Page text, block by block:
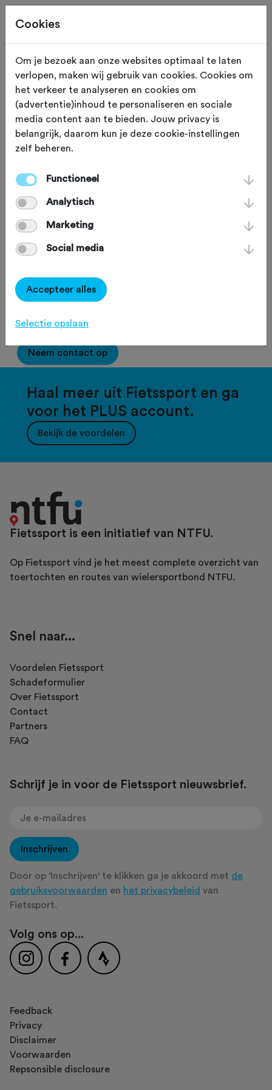
Neem contact op
Met TC De Trappers
Neem contact op
Haal meer uit Fietssport en ga
voor het PLUS account.
Bekijk de voordelen
Fietssport is een initiatief van NTFU.
Op Fietssport vind je het meest complete overzicht van
toertochten en routes van wielersportbond NTFU.
Snel naar...
Voordelen Fietssport
Schadeformulier
Over Fietssport
Contact
Partners
FAQ
Schrijf je in voor de Fietssport nieuwsbrief.
Inschrijven
Door op 'Inschrijven' te klikken ga je akkoord met de
gebruiksvoorwaarden en het privacybeleid van
Fietssport.
Volg ons op...
Feedback
Privacy
Disclaimer
Voorwaarden
Repsonsible disclosure
Cookies
Om je bezoek aan onze websites optimaal te laten
verlopen, maken wij gebruik van cookies. Cookies om
het verkeer te analyseren en cookies om
(advertentie)inhoud te personaliseren en sociale
media content aan te bieden. Jouw privacy is
belangrijk, daarom kun je deze cookie-instellingen
zelf beheren.
Functioneel
Analytisch
Marketing
Social media
Accepteer alles
Selectie opslaan